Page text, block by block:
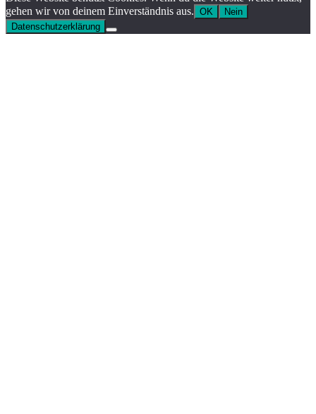
gehen wir von deinem Einverständnis aus. OK
Nein
Datenschutzerklärung